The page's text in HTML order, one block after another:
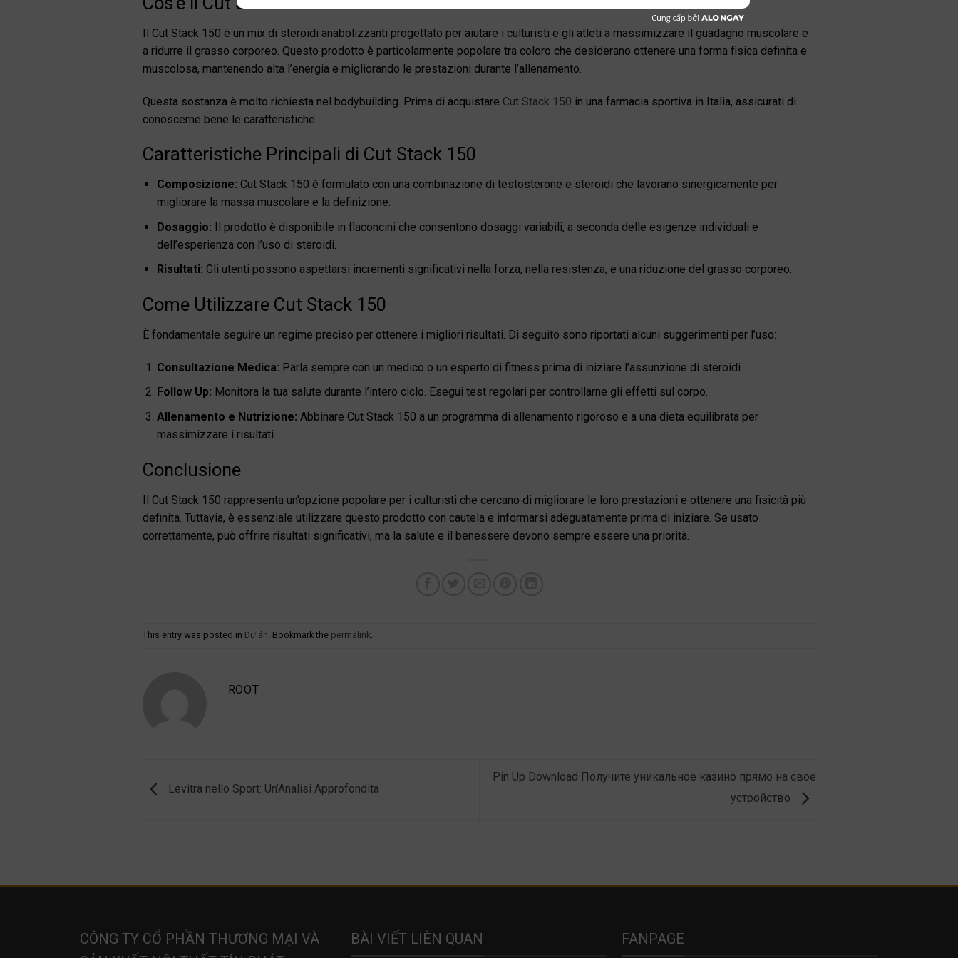
Il Cut Stack 150 è un mix di steroidi anabolizzanti progettato per aiutare i culturisti e gli atleti a massimizzare il guadagno muscolare e
a ridurre il grasso corporeo. Questo prodotto è particolarmente popolare tra coloro che desiderano ottenere una forma fisica definita e
muscolosa, mantenendo alta l’energia e migliorando le prestazioni durante l’allenamento.
Questa sostanza è molto richiesta nel bodybuilding. Prima di acquistare Cut Stack 150 in una farmacia sportiva in Italia, assicurati di
conoscerne bene le caratteristiche.
Caratteristiche Principali di Cut Stack 150
Composizione: Cut Stack 150 è formulato con una combinazione di testosterone e steroidi che lavorano sinergicamente per
migliorare la massa muscolare e la definizione.
Dosaggio: Il prodotto è disponibile in flaconcini che consentono dosaggi variabili, a seconda delle esigenze individuali e
dell’esperienza con l’uso di steroidi.
Risultati: Gli utenti possono aspettarsi incrementi significativi nella forza, nella resistenza, e una riduzione del grasso corporeo.
Come Utilizzare Cut Stack 150
È fondamentale seguire un regime preciso per ottenere i migliori risultati. Di seguito sono riportati alcuni suggerimenti per l’uso:
Consultazione Medica: Parla sempre con un medico o un esperto di fitness prima di iniziare l’assunzione di steroidi.
Follow Up: Monitora la tua salute durante l’intero ciclo. Esegui test regolari per controllarne gli effetti sul corpo.
Allenamento e Nutrizione: Abbinare Cut Stack 150 a un programma di allenamento rigoroso e a una dieta equilibrata per
massimizzare i risultati.
Conclusione
Il Cut Stack 150 rappresenta un’opzione popolare per i culturisti che cercano di migliorare le loro prestazioni e ottenere una fisicità più
definita. Tuttavia, è essenziale utilizzare questo prodotto con cautela e informarsi adeguatamente prima di iniziare. Se usato
correttamente, può offrire risultati significativi, ma la salute e il benessere devono sempre essere una priorità.
This entry was posted in Dự án . Bookmark the permalink.
ROOT
Levitra nello Sport: Un’Analisi Approfondita
Pin Up Download Получите уникальное казино прямо на свое
устройство
CÔNG TY CỔ PHẦN THƯƠNG MẠI VÀ
BÀI VIẾT LIÊN QUAN FANPAGE